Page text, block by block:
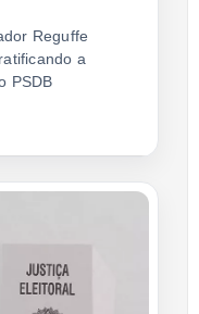
Reguffe
a
PSDB